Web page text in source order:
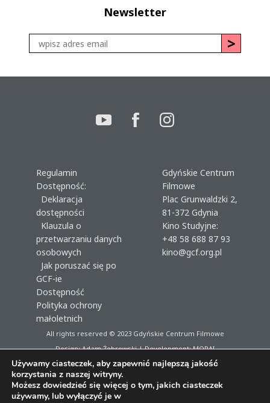
Newsletter
Regulamin
Dostępność:
Deklaracja
dostępności
Klauzula o
przetwarzaniu danych
osobowych
Jak poruszać się po
GCF-ie
Dostępność
Polityka ochrony
małoletnich
Gdyńskie Centrum
Filmowe
Plac Grunwaldzki 2,
81-372 Gdynia
Kino Studyjne:
+48 58 688 87 93
kino@gcf.org.pl
All rights reserved © 2023Gdyńskie Centrum Filmowe
Design: Adam Żebrowski | Development:MORAI
Używamy ciasteczek, aby zapewnić najlepszą jakość
korzystania z naszej witryny.
Możesz dowiedzieć się więcej o tym, jakich ciasteczek
używamy, lub wyłączyć je w